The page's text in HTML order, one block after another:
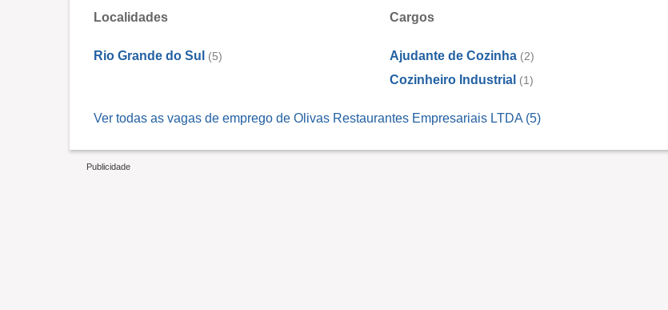
Localidades
Rio Grande do Sul (5)
Cargos
Ajudante de Cozinha (2)
Cozinheiro Industrial (1)
Ver todas as vagas de emprego de Olivas Restaurantes Empresariais LTDA (5)